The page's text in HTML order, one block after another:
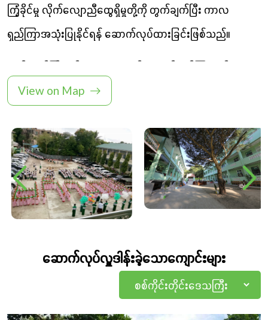
ကြံ့ခိုင်မှု လိုက်လျောညီထွေရှိမှုတို့ကို တွက်ချက်ပြီး ကာလ
ရှည်ကြာအသုံးပြုနိုင်ရန် ဆောက်လုပ်ထားခြင်းဖြစ်သည်။
ရသောကလေးငယ်များသည် ဆင်းရဲနွမ်းပါးမှုနှင့် လူမှုရေး
ပညာရေးဖြစ်သော ၄င်းကျောင်းများမှသာ စာတတ်မြောက်ခွင့်ရရှိ
နိုင်ကြသည်။
စာသင်ကျောင်းဆောင် ဆောက်လုပ်ခြင်းစီမံကိန်းအတွက်
မြန်မာနိုင်ငံတဝှမ်းလုံးတွင်ရှိသော ဘုန်းတော်ကြီးသင်
ဆိုင်ရာအချက်အလက်နှင့် အကျိူးသက်ရောက်မှု
အတိုင်းအတာကို တွက်ချက်ပြီးမှ စံနှုန်းနှင့် ကိုက်ညီသော
စာသင်ကျောင်းဆောင်များကို ဆောက်လုပ်ပေးခြင်း
View on Map
ဆောက်လုပ်လှူဒါန်းခဲ့သောကျောင်းများ